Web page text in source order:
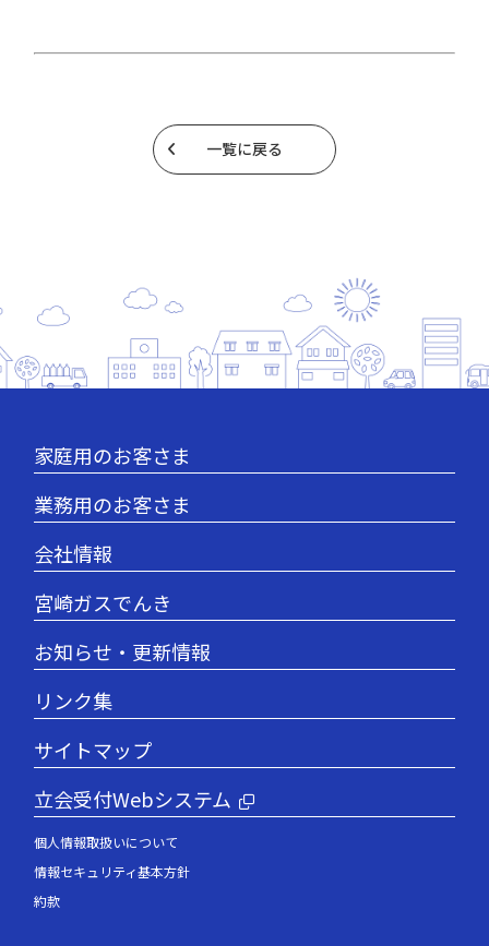
一覧に戻る
家庭用のお客さま
業務用のお客さま
会社情報
宮崎ガスでんき
お知らせ・更新情報
リンク集
サイトマップ
立会受付Webシステム
個人情報取扱いについて
情報セキュリティ基本方針
約款